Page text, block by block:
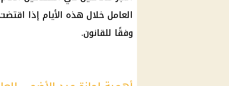
العامل خلال هذه الأيام إذا
وفقًا للقانون.